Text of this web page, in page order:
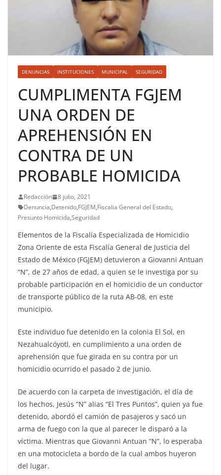
DENUNCIAS INSTITUCIONES MUNICIPAL SEGURIDAD
CUMPLIMENTA FGJEM
UNA ORDEN DE
APREHENSIÓN EN
CONTRA DE UN
PROBABLE HOMICIDA
Redacción
8 julio, 2021
Denuncia,Detenido,FGJEM,Fiscalia General del Estado,
Presunto Homicida,Seguridad
Elementos de la Fiscalía Especializada de Homicidio
Zona Oriente de esta Fiscalía General de Justicia del
Estado de México (FGJEM) detuvieron a Giovanni Antuan
“N”, de 27 años de edad, a quien se le investiga por su
probable participación en el homicidio de un conductor
de transporte público de la ruta AB-08, en este
municipio.
Este individuo fue detenido en la colonia El Sol, en
Nezahualcóyotl, en cumplimiento a una orden de
aprehensión que fue girada en su contra por un
homicidio ocurrido el pasado 2 de junio.
De acuerdo con la carpeta de investigación, el día de
los hechos, Jesús “N” alias “El Tres Puntos”, quien ya fue
detenido, abordó el camión de pasajeros y sacó un
arma de fuego con la que al parecer le disparó a la
víctima. Mientras que Giovanni Antuan “N”, lo esperaba
en una motocicleta a bordo de la cual ambos huyeron
del lugar.